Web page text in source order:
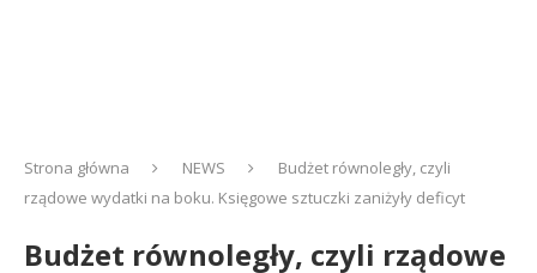
Strona główna NEWS
Budżet równoległy, czyli
rządowe wydatki na boku. Księgowe sztuczki zaniżyły deficyt
Budżet równoległy, czyli rządowe